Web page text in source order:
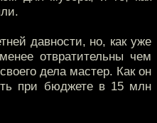
давности, но, как уже
отвратительны чем
дела мастер. Как он
при бюджете в 15 млн